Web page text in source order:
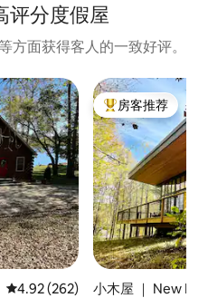
评分度假屋
方面获得客人的一致好评。
平均评分 4.92 分（满分 5 分），
4.92 (262)
热门「房客推荐」
房客推荐
小木屋 ｜ New